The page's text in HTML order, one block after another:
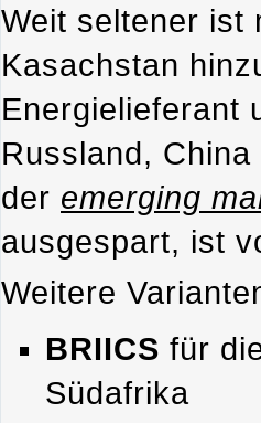
Weit seltener ist
Kasachstan
Energielieferant
Russland,
der emerging
ausgespart, ist
Weitere
BRIICS für
Südafrika